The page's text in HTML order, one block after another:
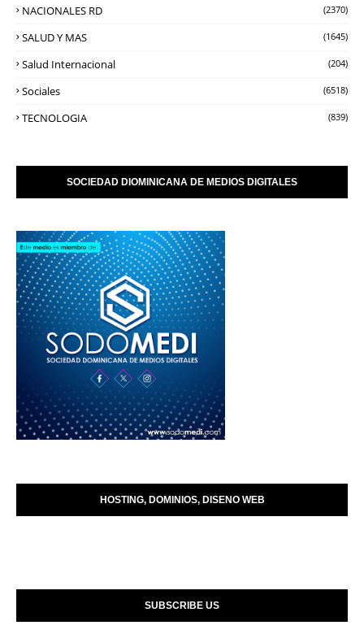
NACIONALES RD (2370)
SALUD Y MAS (1645)
Salud Internacional (204)
Sociales (6518)
TECNOLOGIA (839)
SOCIEDAD DIOMINICANA DE MEDIOS DIGITALES
HOSTING, DOMINIOS, DISENO WEB
SUBSCRIBE US